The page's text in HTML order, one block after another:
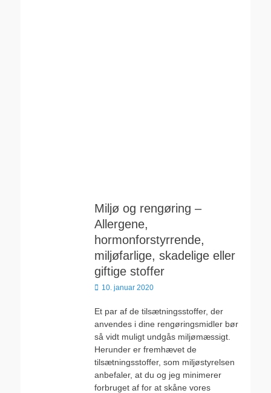
Miljø og rengøring –
Allergene,
hormonforstyrrende,
miljøfarlige, skadelige eller
giftige stoffer
Udgivet
10. januar 2020
Et par af de tilsætningsstoffer, der
anvendes i dine rengøringsmidler bør
så vidt muligt undgås miljømæssigt.
Herunder er fremhævet de
tilsætningsstoffer, som miljøstyrelsen
anbefaler, at du og jeg minimerer
forbruget af for at skåne vores